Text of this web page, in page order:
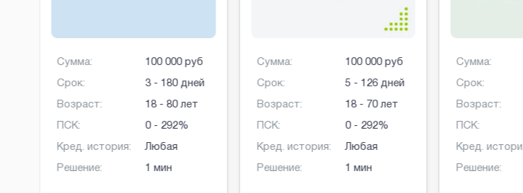
Сумма:
Срок:
Возраст:
ПСК:
Кред. история:
Решение:
100 000 руб
3 - 180 дней
18 - 80 лет
0 - 292%
Любая
1 мин
Сумма:
Срок:
Возраст:
ПСК:
Кред. история:
Решение:
100 000 руб
5 - 126 дней
18 - 70 лет
0 - 292%
Любая
1 мин
Сумма:
Срок:
Возраст:
ПСК:
Кред.
Решение: